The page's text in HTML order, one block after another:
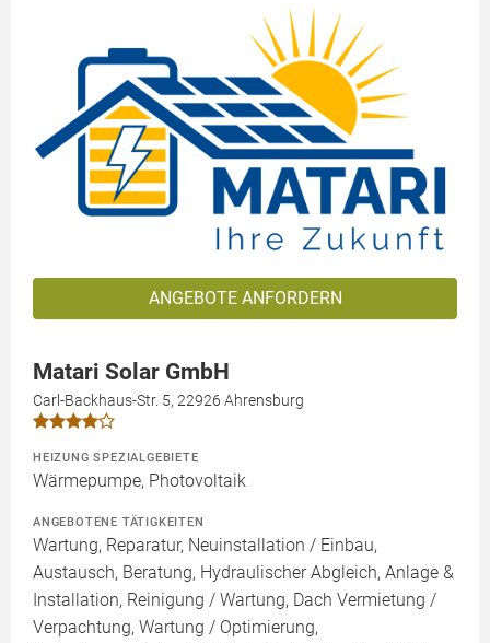
ANGEBOTE ANFORDERN
Matari Solar GmbH
Carl-Backhaus-Str. 5, 22926 Ahrensburg
HEIZUNG SPEZIALGEBIETE
Wärmepumpe, Photovoltaik
ANGEBOTENE TÄTIGKEITEN
Wartung, Reparatur, Neuinstallation / Einbau,
Austausch, Beratung, Hydraulischer Abgleich, Anlage &
Installation, Reinigung / Wartung, Dach Vermietung /
Verpachtung, Wartung / Optimierung,